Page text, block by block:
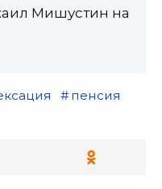
Мишустин на
пенсия